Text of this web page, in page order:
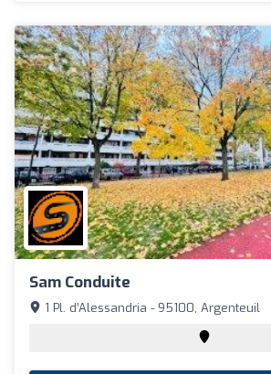
Sam Conduite
1 Pl. d’Alessandria - 95100, Argenteuil